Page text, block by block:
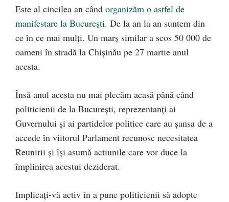
Este al cincilea an când organizăm o astfel de
manifestare la București. De la an la an suntem din
ce în ce mai mulți. Un marș similar a scos 50 000 de
oameni în stradă la Chișinău pe 27 martie anul
acesta.
Însă anul acesta nu mai plecăm acasă până când
politicienii de la București, reprezentanți ai
Guvernului și ai partidelor politice care au șansa de a
accede în viitorul Parlament recunosc necesitatea
Reunirii și își asumă actiunile care vor duce la
împlinirea acestui deziderat.
Implicați-vă activ în a pune politicienii să adopte